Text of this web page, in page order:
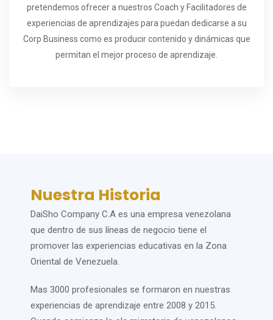
pretendemos ofrecer a nuestros Coach y Facilitadores de
experiencias de aprendizajes para puedan dedicarse a su
Corp Business como es producir contenido y dinámicas que
permitan el mejor proceso de aprendizaje.
Nuestra Historia
DaiSho Company C.A es una empresa venezolana
que dentro de sus líneas de negocio tiene el
promover las experiencias educativas en la Zona
Oriental de Venezuela.
Mas 3000 profesionales se formaron en nuestras
experiencias de aprendizaje entre 2008 y 2015.